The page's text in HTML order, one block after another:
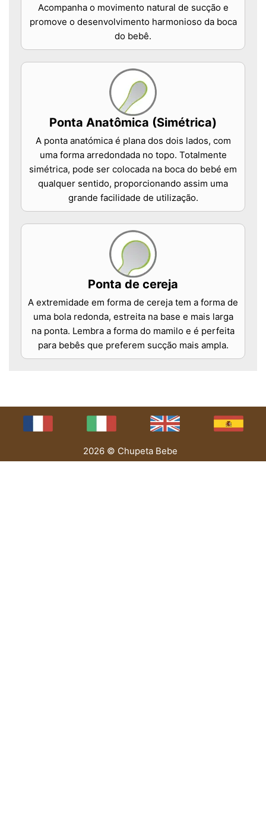
Acompanha o movimento natural de sucção e
promove o desenvolvimento harmonioso da boca
do bebê.
Ponta Anatômica (Simétrica)
A ponta anatómica é plana dos dois lados, com
uma forma arredondada no topo. Totalmente
simétrica, pode ser colocada na boca do bebé em
qualquer sentido, proporcionando assim uma
grande facilidade de utilização.
Ponta de cereja
A extremidade em forma de cereja tem a forma de
uma bola redonda, estreita na base e mais larga
na ponta. Lembra a forma do mamilo e é perfeita
para bebês que preferem sucção mais ampla.
2026 © Chupeta Bebe